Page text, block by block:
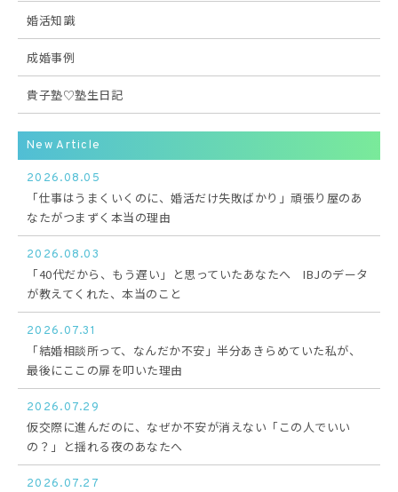
婚活知識
成婚事例
貴子塾♡塾生日記
New Article
2026.08.05
「仕事はうまくいくのに、婚活だけ失敗ばかり」頑張り屋のあ
なたがつまずく本当の理由
2026.08.03
「40代だから、もう遅い」と思っていたあなたへ IBJのデータ
が教えてくれた、本当のこと
2026.07.31
「結婚相談所って、なんだか不安」半分あきらめていた私が、
最後にここの扉を叩いた理由
2026.07.29
仮交際に進んだのに、なぜか不安が消えない「この人でいい
の？」と揺れる夜のあなたへ
2026.07.27